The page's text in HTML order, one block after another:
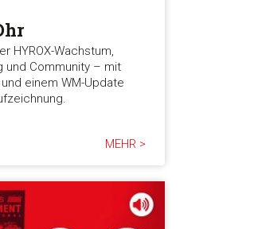
HYROX-Wachstum,
und Community – mit
einem WM-Update
MEHR >